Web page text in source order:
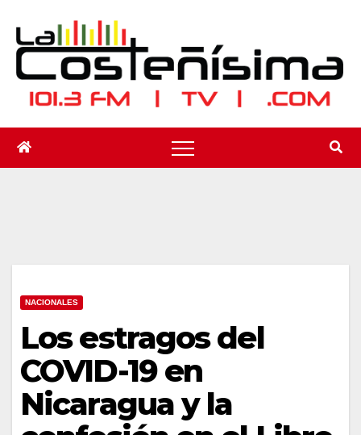
contenido
NACIONALES
Los estragos del
COVID-19 en
Nicaragua y la